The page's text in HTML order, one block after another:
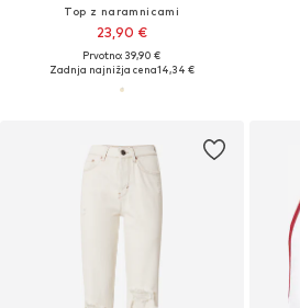
Top z naramnicami
23,90 €
Prvotno: 39,90 €
Zadnja najnižja cena14,34 €